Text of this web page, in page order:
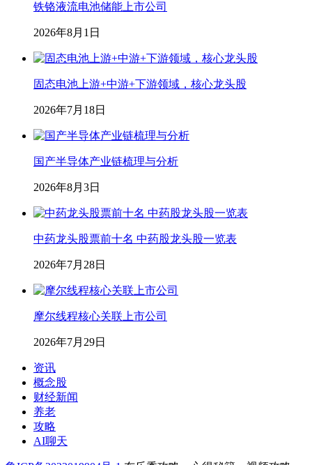
铁铬液流电池储能上市公司
2026年8月1日
固态电池上游+中游+下游领域，核心龙头股
2026年7月18日
国产半导体产业链梳理与分析
2026年8月3日
中药龙头股票前十名 中药股龙头股一览表
2026年7月28日
摩尔线程核心关联上市公司
2026年7月29日
资讯
概念股
财经新闻
养老
攻略
AI聊天